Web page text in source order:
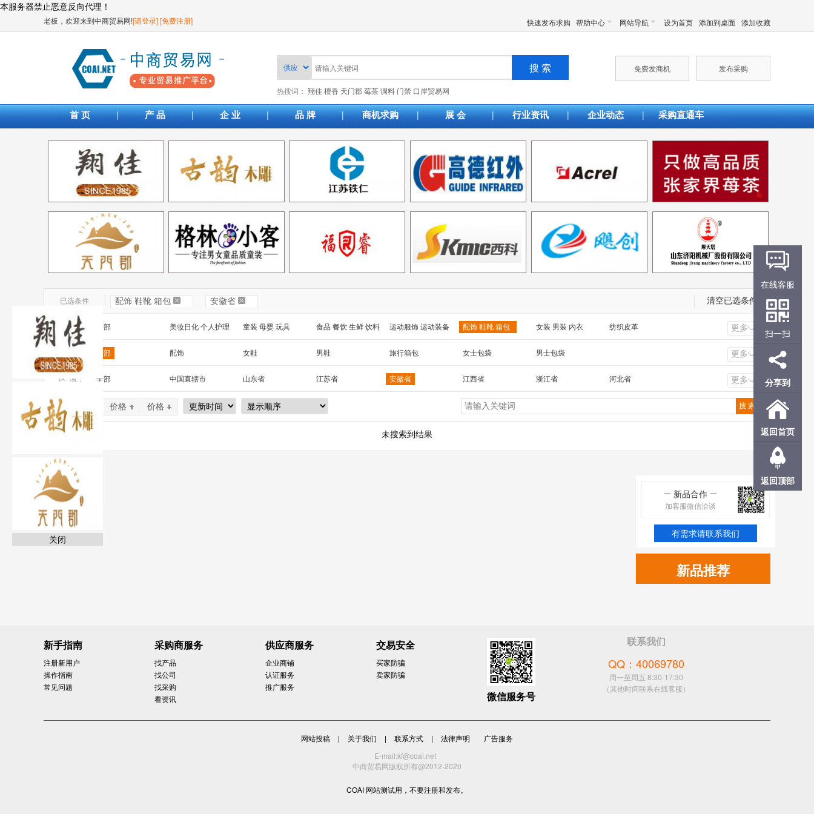
本服务器禁止恶意反向代理！
老板，欢迎来到中商贸易网![请登录][免费注册] 快速发布求购 帮助中心 网站导航 设为首页 添加到桌面 添加收藏
热搜词： 翔佳 檀香 天门郡 莓茶 调料 门禁 口岸贸易网
免费发商机 发布采购
首 页 | 产 品 | 企 业 | 品 牌 | 商机求购 | 展 会 | 行业资讯 | 企业动态 | 采购直通车
已选条件 配饰 鞋靴 箱包 安徽省 清空已选条件
一级分类： 全部 美妆日化 个人护理 童装 母婴 玩具 食品 餐饮 生鲜 饮料 运动服饰 运动装备 配饰 鞋靴 箱包 女装 男装 内衣
纺织皮革
安全防护 五金工具
家装建材 机床 机械及行业设备
更多
全部 配饰 女鞋 男鞋 旅行箱包 女士包袋 男士包袋 更多
区 域： 全部 中国直辖市 山东省 江苏省 安徽省 江西省 浙江省
河北省
广西
辽宁省 吉林省 黑龙江省 陕西省
宁夏
四川省 贵州省 云南省 西藏 台湾省 香港 澳门
更多
价格 价格
未搜索到结果
新品合作
加客服微信洽谈
有需求请联系我们
新品推荐
关闭
新手指南
注册新用户
操作指南
常见问题
采购商服务
找产品
找公司
找采购
看资讯
供应商服务
企业商铺
认证服务
推广服务
交易安全
买家防骗
卖家防骗
微信服务号
联系我们
QQ：40069780
周一至周五 8:30-17:30
（其他时间联系在线客服）
网站投稿 | 关于我们 | 联系方式 | 法律声明
广告服务
E-mail:kf@coai.net
中商贸易网版权所有@2012-2020
COAI 网站测试用，不要注册和发布。
在线客服
扫一扫
分享到
返回首页
返回顶部